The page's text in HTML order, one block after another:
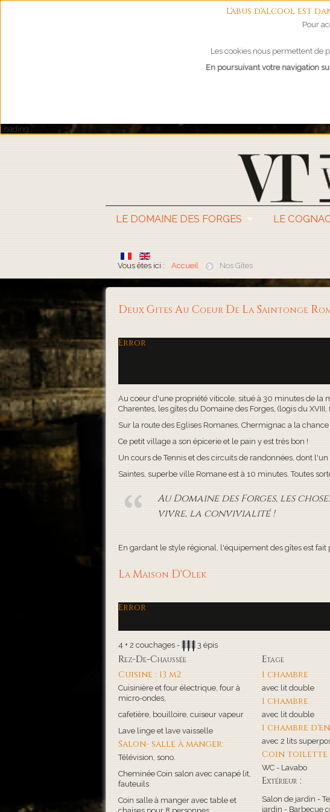
L'abus d'alcool est
Pour
Les cookies nous permettent de
En poursuivant votre navigation
Loading...
LE DOMAINE DES FORGES LE
Vous êtes ici : Accueil Nos Gîtes
Deux Gites Au Coeur De La Saintonge
Error
Au coeur d'une propriété viticole, situé à 30 minutes de la
Charentes, les gîtes du Domaine des Forges, (logis du
Sur la route des Eglises Romanes, Chermignac a la
Ce petit village a son épicerie et le pain y est très bon !
Un cours de Tennis et des circuits de randonnées, dont
Saintes, superbe ville Romane est à 10 minutes. Toutes
Au Domaine des Forges, les
vivre, la convivialité !
En gardant le style régional, l'équipement des gîtes est fait
La Maison D'Olek
Error
4 + 2 couchages - 3 épis
Rez-De-Chaussée
Cuisine : 13 m2
Cuisinière et four électrique, four à
micro-ondes,
cafetière, bouilloire, cuiseur vapeur
Lave linge et lave vaisselle
Salon- salle à manger:
Télévision, sono.
Cheminée Coin salon avec canapé lit,
fauteuils
Coin salle à manger avec table et
Etage
1 chambre
avec lit double
1 chambre
avec lit double
1 chambre
avec 2 lits
Coin toilette
WC - Lavabo
Extérieur :
Salon de jardin -
jardin - Barbecue